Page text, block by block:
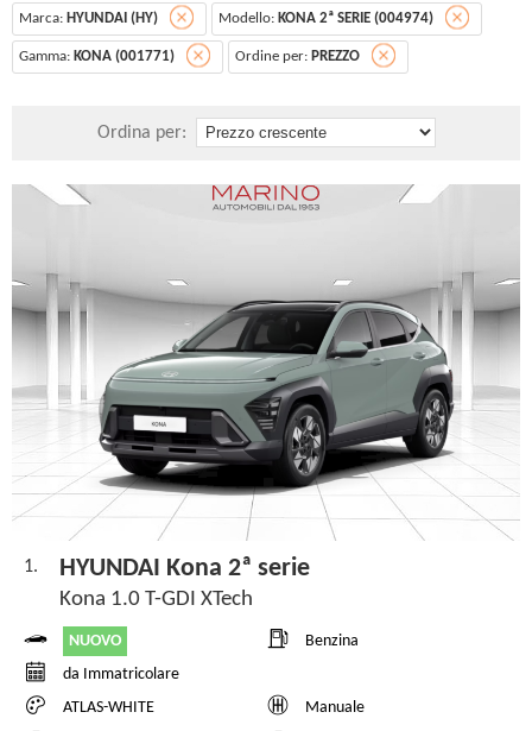
Marca: HYUNDAI (HY) Modello: KONA 2ª SERIE (004974)
Gamma: KONA (001771) Ordine per: PREZZO
Ordina per:
1. HYUNDAI Kona 2ª serie
Kona 1.0 T-GDI XTech
NUOVO
Benzina
da Immatricolare
ATLAS-WHITE
Manuale